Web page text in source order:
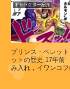
カ
ー
レ
ッ
ト
キャラクター紹介
プリンス・ベレット キャラクター概要 プロフィール プリンス・ベレ
ットの歴史 17年前 一国の王であった父がカマバッカ王国に足を踏
み入れ，イワンコ